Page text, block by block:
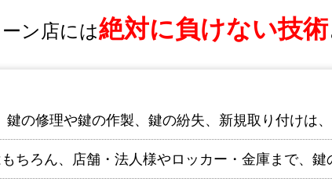
ン店には絶対に負けない技術
鍵の修理や鍵の作製、鍵の紛失、新規取り付けは
ちろん、店舗・法人様やロッカー・金庫まで、鍵